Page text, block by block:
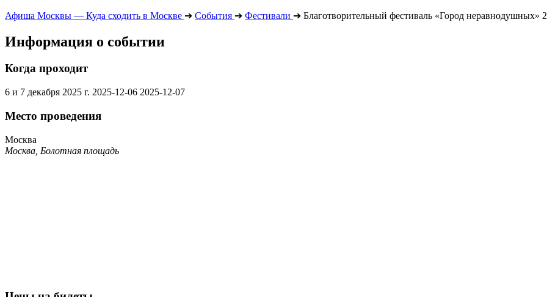
Афиша Москвы — Куда сходить в Москве ➔ События ➔ Фестивали ➔ Благотворительный фестиваль «Город неравнодушных»
Информация о событии
Когда проходит
6 и 7 декабря 2025 г. 2025-12-06 2025-12-07
Место проведения
Москва
Москва, Болотная площадь